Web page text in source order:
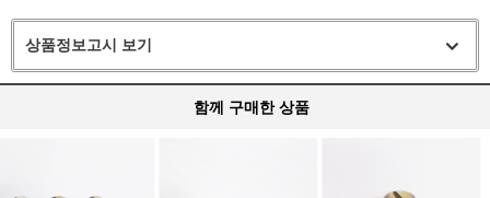
상품정보고시 보기
함께 구매한 상품